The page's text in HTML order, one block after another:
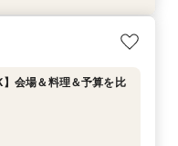
】顔合わせから結婚式ま
自宅でOK★】オンライ
ゃん料理特典付♪黒毛
満載フェア
ウェルカムベビー会
を堪能♪お子様と一緒の
メ】豪華5品3万円コー
プ相談会
省費5.5万分プレゼン
＆3万円黒毛和牛コー
】会場＆料理＆予算を比